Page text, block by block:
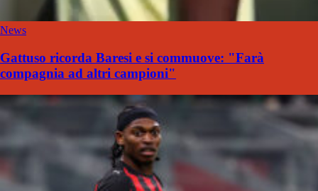
News
Gattuso ricorda Baresi e si commuove: "Farà
compagnia ad altri campioni"